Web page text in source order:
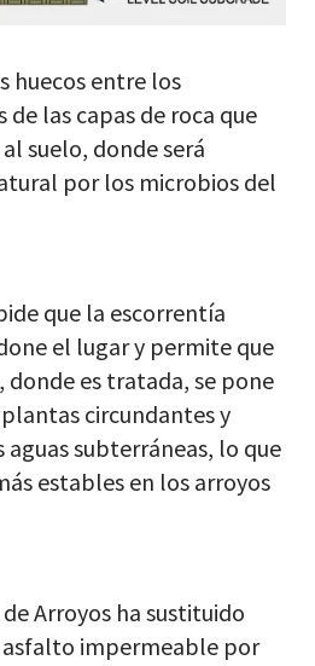
huecos entre los
de las capas de roca que
suelo, donde será
por los microbios del
que la escorrentía
el lugar y permite que
donde es tratada, se pone
circundantes y
aguas subterráneas, lo que
estables en los arroyos
Arroyos ha sustituido
asfalto impermeable por